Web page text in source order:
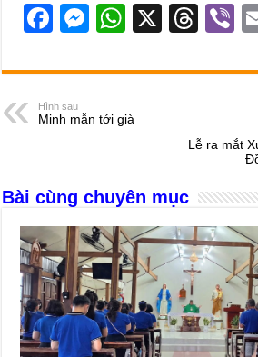
F
c
e
b
o
k
M
ss
n
er
W
at
A
p
X
T
e
d
Hình sau
Minh mẫn tới già
Lễ ra mắt
Bài cùng chuyên mục